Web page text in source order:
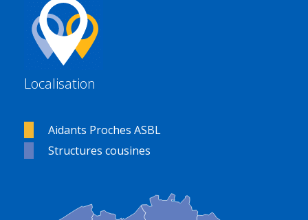
Localisation
Aidants Proches ASBL
Structures cousines